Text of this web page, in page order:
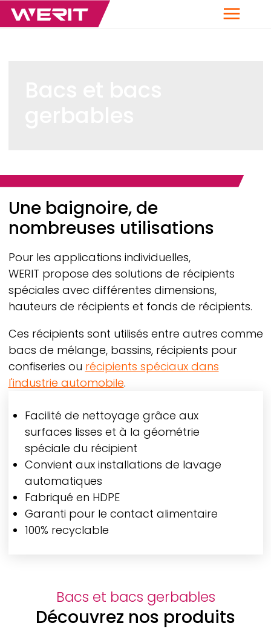
Menu
Breadcrumb
Une baignoire, de
nombreuses utilisations
Pour les applications individuelles,
WERIT propose des solutions de récipients
spéciales avec différentes dimensions,
hauteurs de récipients et fonds de récipients.
Ces récipients sont utilisés entre autres comme
bacs de mélange, bassins, récipients pour
confiseries ou récipients spéciaux dans
l'industrie automobile.
Facilité de nettoyage grâce aux
surfaces lisses et à la géométrie
spéciale du récipient
Convient aux installations de lavage
automatiques
Fabriqué en HDPE
Garanti pour le contact alimentaire
100% recyclable
Bacs et bacs gerbables
Découvrez nos produits